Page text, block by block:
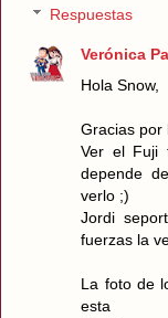
Respuestas
Verónica
Hola Snow,
Gracias por
Ver el Fuji
depende
verlo ;)
Jordi
fuerzas la
La foto de
esta